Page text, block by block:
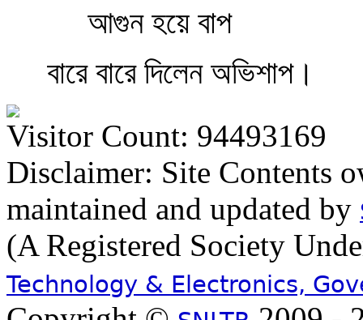
আগুন হয়ে বাপ
বারে বারে দিলেন অভিশাপ।
Visitor Count: 94493169
Disclaimer: Site Contents
maintained and updated by
(A Registered Society
Technology & Electronics,